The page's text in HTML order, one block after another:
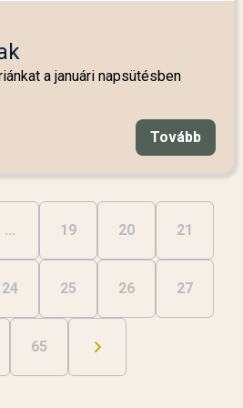
a januári napsütésben
Tovább
... 19 20 21
24 25 26 27
65